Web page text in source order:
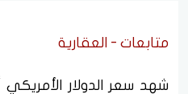
متابعات - العقارية
شهد سعر الدولار